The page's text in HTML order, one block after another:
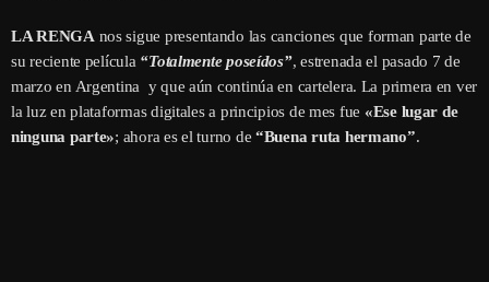
LA RENGA nos sigue presentando las canciones que forman parte de
su reciente película “Totalmente poseídos”, estrenada el pasado 7 de
marzo en Argentina y que aún continúa en cartelera. La primera en ver
la luz en plataformas digitales a principios de mes fue «Ese lugar de
ninguna parte»; ahora es el turno de“Buena ruta hermano”.